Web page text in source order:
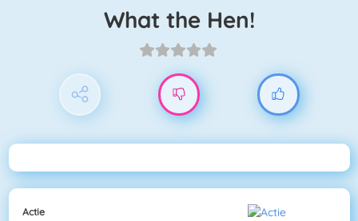
What the Hen!
Actie